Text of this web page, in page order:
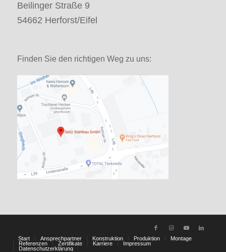
Beilinger Straße 9
54662 Herforst/Eifel
Finden Sie den richtigen Weg zu uns:
Start Ansprechpartner Konstruktion Produktion
Montage
Referenzen
Zertifikate Karriere
Impressum
Datenschutzerklärung